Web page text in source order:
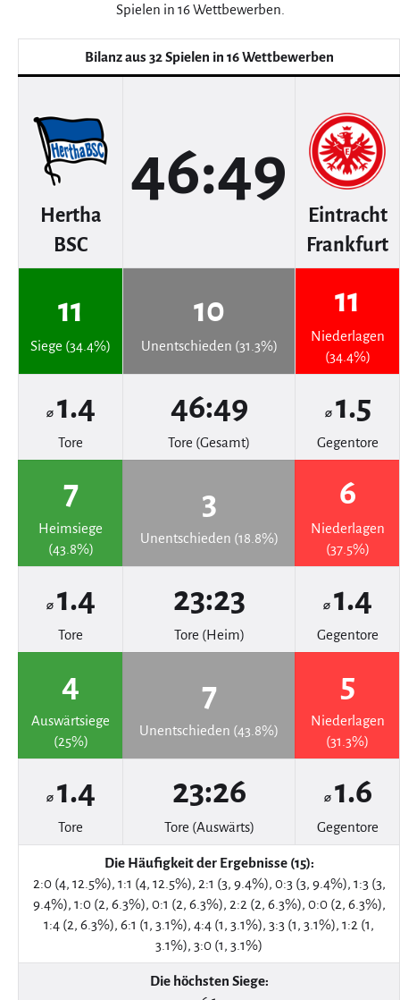
Spielen in 16 Wettbewerben.
Bilanz aus 32 Spielen in 16 Wettbewerben
Hertha
BSC
46:49
Eintracht
Frankfurt
11
Siege (34.4%)
10
Unentschieden (31.3%)
11
Niederlagen
(34.4%)
⌀ 1.4
Tore
46:49
Tore (Gesamt)
⌀ 1.5
Gegentore
7
Heimsiege
(43.8%)
3
Unentschieden (18.8%)
6
Niederlagen
(37.5%)
⌀ 1.4
Tore
23:23
Tore (Heim)
⌀ 1.4
Gegentore
4
Auswärtsiege
(25%)
7
Unentschieden (43.8%)
5
Niederlagen
(31.3%)
⌀ 1.4
Tore
23:26
Tore (Auswärts)
⌀ 1.6
Gegentore
Die Häufigkeit der Ergebnisse (15):
2:0 (4, 12.5%), 1:1 (4, 12.5%), 2:1 (3, 9.4%), 0:3 (3, 9.4%), 1:3 (3,
9.4%), 1:0 (2, 6.3%), 0:1 (2, 6.3%), 2:2 (2, 6.3%), 0:0 (2, 6.3%),
1:4 (2, 6.3%), 6:1 (1, 3.1%), 4:4 (1, 3.1%), 3:3 (1, 3.1%), 1:2 (1,
3.1%), 3:0 (1, 3.1%)
Die höchsten Siege: